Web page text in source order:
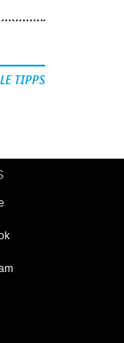
TIPPS